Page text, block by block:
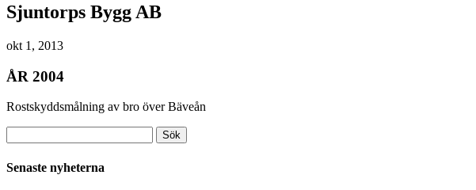
Sjuntorps Bygg AB
okt 1, 2013
ÅR 2004
Rostskyddsmålning av bro över Bäveån
efter:
Senaste nyheterna